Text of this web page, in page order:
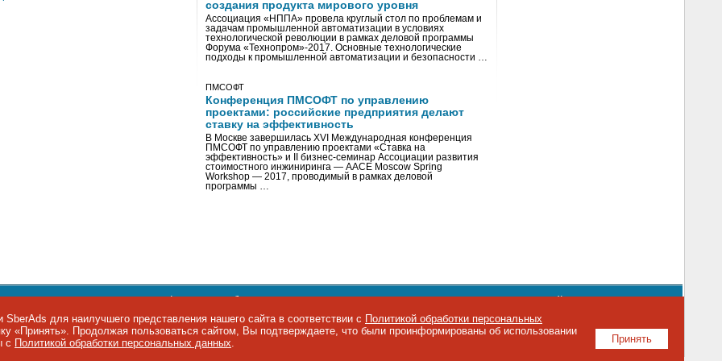
создания продукта мирового уровня
Ассоциация «НППА» провела круглый стол по проблемам и
задачам промышленной автоматизации в условиях
технологической революции в рамках деловой программы
Форума «Технопром»-2017. Основные технологические
подходы к промышленной автоматизации и безопасности …
ПМСОФТ
Конференция ПМСОФТ по управлению
проектами: российские предприятия делают
ставку на эффективность
В Москве завершилась XVI Международная конференция
ПМСОФТ по управлению проектами «Ставка на
эффективность» и II бизнес-семинар Ассоциации развития
стоимостного инжиниринга — AACE Moscow Spring
Workshop — 2017, проводимый в рамках деловой
программы …
персональных данных,информация об авторских правах и порядке использования материалов сайта
+7 495 974-22-60. Факс: +7 495 974-22-63. E-mail:
siteeditor@iemag.ru
IT-рынка Принять
для наилучшего представления нашего сайта в соответствии с Политикой обработки персональных
«Принять». Продолжая пользоваться сайтом, Вы подтверждаете, что были проинформированы об использовании
с Политикой обработки персональных данных.